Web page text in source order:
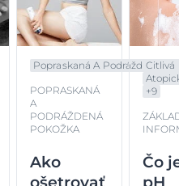
Popraskaná A Podrážd...
POPRASKANÁ
A
PODRÁŽDENÁ
POKOŽKA
Ako
ošetrovať
Citlivá
+9
Čo
pH